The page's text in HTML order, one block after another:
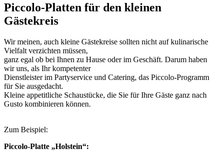
Piccolo-Platten für den kleinen
Gästekreis
Wir meinen, auch kleine Gästekreise sollten nicht auf kulinarische
Vielfalt verzichten müssen,
ganz egal ob bei Ihnen zu Hause oder im Geschäft. Darum haben
wir uns, als Ihr kompetenter
Dienstleister im Partyservice und Catering, das Piccolo-Programm
für Sie ausgedacht.
Kleine appetitliche Schaustücke, die Sie für Ihre Gäste ganz nach
Gusto kombinieren können.
Zum Beispiel:
Piccolo-Platte „Holstein“: